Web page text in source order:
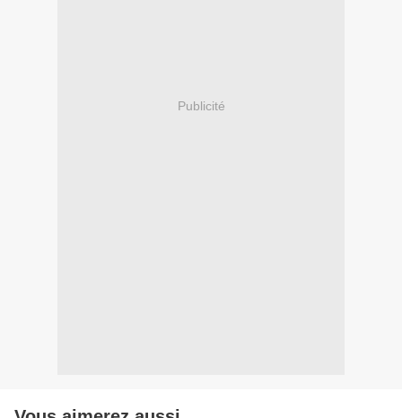
Publicité